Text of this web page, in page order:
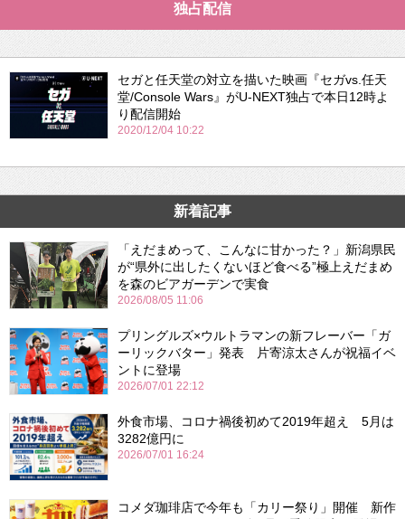
独占配信
セガと任天堂の対立を描いた映画『セガvs.任天
堂/Console Wars』がU-NEXT独占で本日12時よ
り配信開始
2020/12/04 10:22
新着記事
「えだまめって、こんなに甘かった？」新潟県民
が“県外に出したくないほど食べる”極上えだまめ
を森のビアガーデンで実食
2026/08/05 11:06
プリングルズ×ウルトラマンの新フレーバー「ガ
ーリックバター」発表 片寄涼太さんが祝福イベ
ントに登場
2026/07/01 22:12
外食市場、コロナ禍後初めて2019年超え 5月は
3282億円に
2026/07/01 16:24
コメダ珈琲店で今年も「カリー祭り」開催 新作